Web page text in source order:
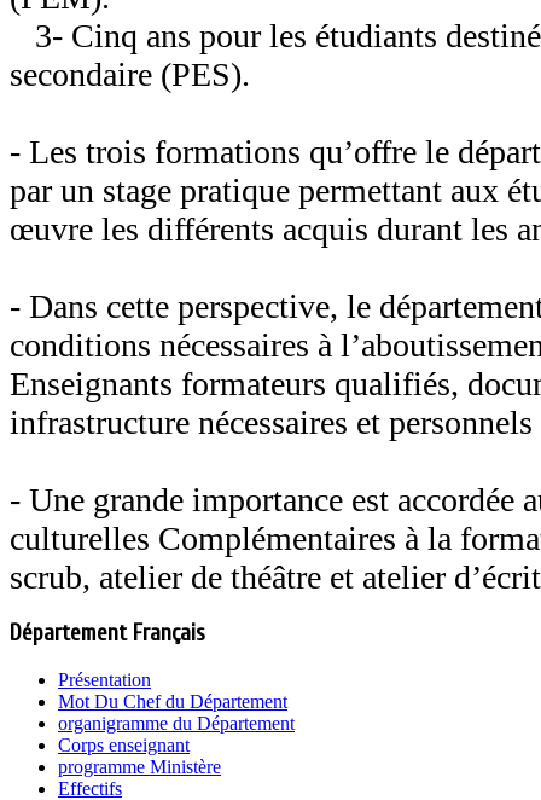
3- Cinq ans pour les étudiants
secondaire (PES).
- Les trois formations qu’offre le
par un stage pratique permettant aux
œuvre les différents acquis durant les
- Dans cette perspective, le
conditions nécessaires à
Enseignants formateurs qualifiés,
infrastructure nécessaires et
- Une grande importance est accordée
culturelles Complémentaires à la
scrub, atelier de théâtre et atelier
Département Français
Présentation
Mot Du Chef du Département
organigramme du Département
Corps enseignant
programme Ministère
Effectifs